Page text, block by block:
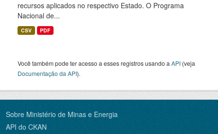
recursos aplicados no respectivo Estado. O Programa
Nacional de...
CSV PDF
Você também pode ter acesso a esses registros usando a API (veja
Documentação da API).
Sobre Ministério de Minas e Energia
API do CKAN